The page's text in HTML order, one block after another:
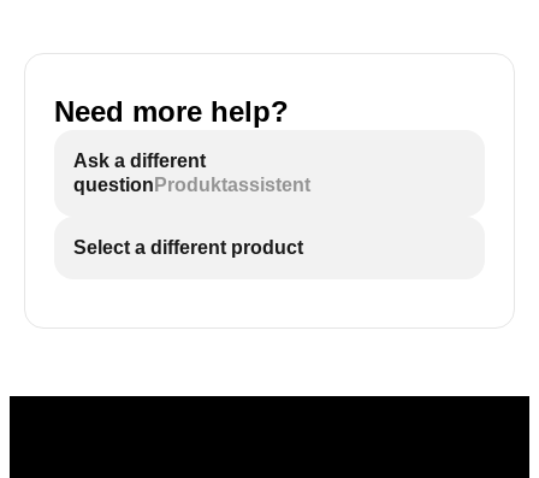
Need more help?
Ask a different
question Produktassistent
Select a different product